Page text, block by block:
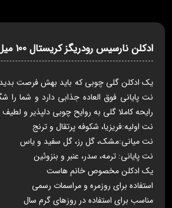
ادکلن نارسیس رودریگز کریستال 100 میل جانوین
یک ادکلن گلی چوبی که باید بهش فرصت بدید
نت پایانی فوق العاده جذابی دارد و شما را
رایحه کاملا گلی به روایح چوبی دلپذیر و
نت اولیه:فریزیا، شکوفه پرتقال و ترنج
نت میانی:مشک، گل رز، گل سفید و یاس
نت پایانی: ترمه، سدر، عنبر و بنزوئین
یک ادکلن مخصوص خانم هاست
استفاده برای روزمره و مراسمات رسمی
مناسب برای استفاده در روزهای گرم سال